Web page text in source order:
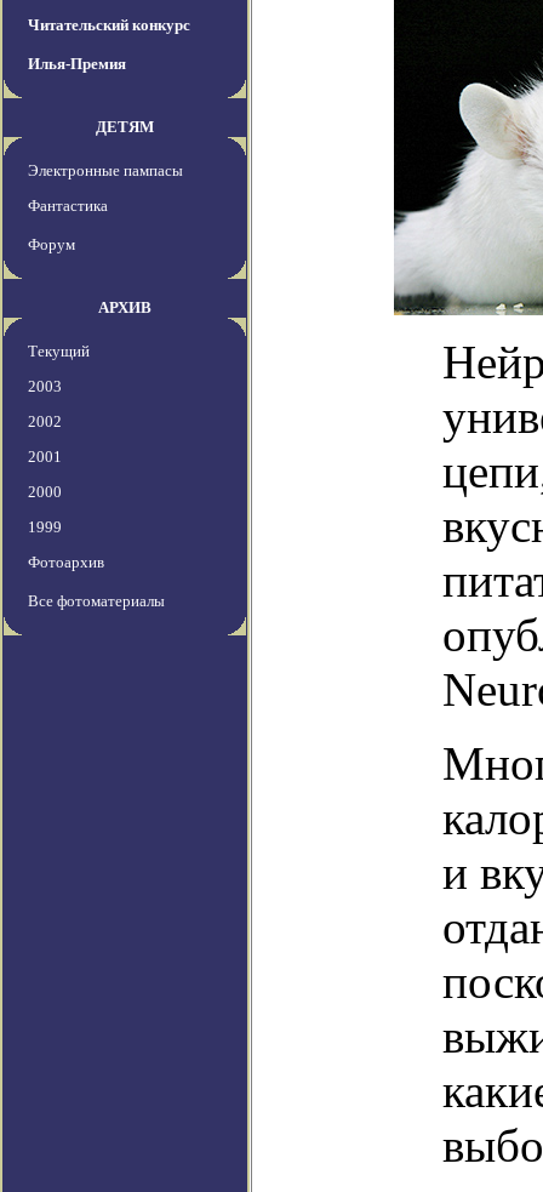
Читательский конкурс
Илья-Премия
ДЕТЯМ
Электронные пампасы
Фантастика
Форум
АРХИВ
Текущий
2003
2002
2001
2000
1999
Фотоархив
Все фотоматериалы
и